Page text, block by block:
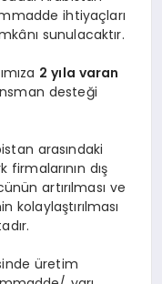
ihtiyaçları
sunulacaktır.
2 yıla varan
desteği
arasındaki
dış
artırılması ve
kolaylaştırılması
üretim